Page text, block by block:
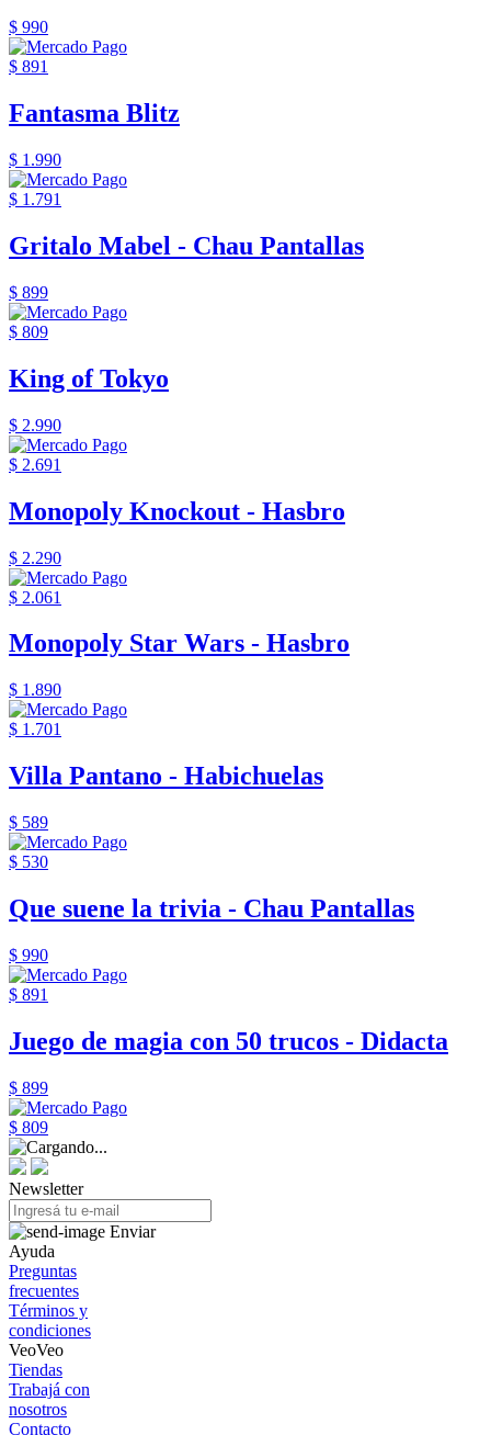
$ 990
$ 891
Fantasma Blitz
$ 1.990
$ 1.791
Gritalo Mabel - Chau Pantallas
$ 899
$ 809
King of Tokyo
$ 2.990
$ 2.691
Monopoly Knockout - Hasbro
$ 2.290
$ 2.061
Monopoly Star Wars - Hasbro
$ 1.890
$ 1.701
Villa Pantano - Habichuelas
$ 589
$ 530
Que suene la trivia - Chau Pantallas
$ 990
$ 891
Juego de magia con 50 trucos - Didacta
$ 899
$ 809
Newsletter
Enviar
Ayuda
Preguntas
frecuentes
Términos y
condiciones
VeoVeo
Tiendas
Trabajá con
nosotros
Contacto